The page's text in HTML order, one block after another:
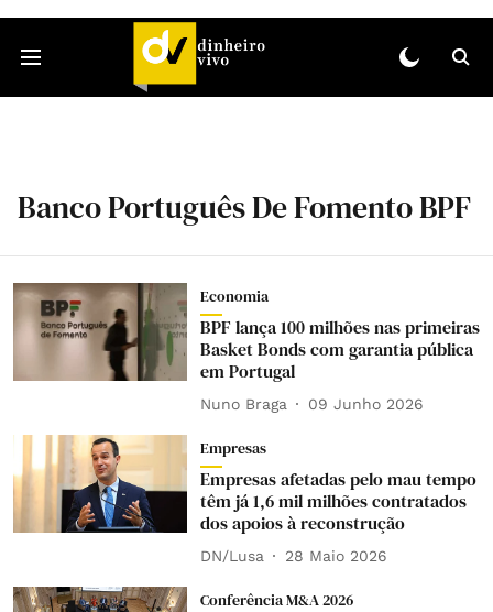
Banco Português De Fomento BPF
Economia
BPF lança 100 milhões nas primeiras
Basket Bonds com garantia pública
em Portugal
Nuno Braga 09 Junho 2026
Empresas
Empresas afetadas pelo mau tempo
têm já 1,6 mil milhões contratados
dos apoios à reconstrução
DN/Lusa 28 Maio 2026
Conferência M&A 2026